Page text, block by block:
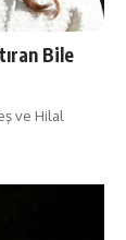
Bile
ve Hilal